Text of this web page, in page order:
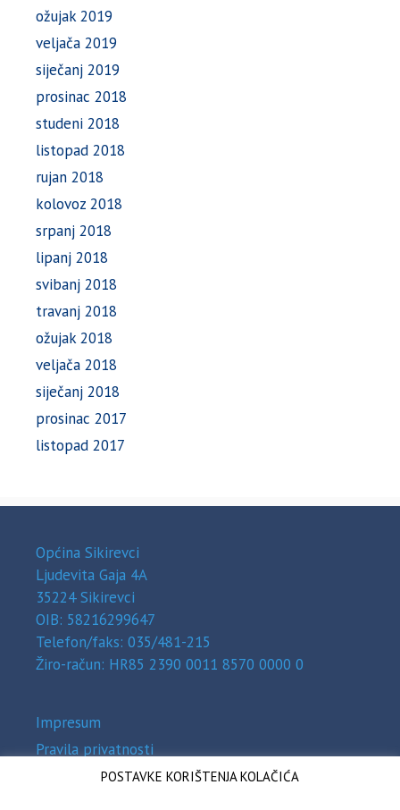
ožujak 2019
veljača 2019
siječanj 2019
prosinac 2018
studeni 2018
listopad 2018
rujan 2018
kolovoz 2018
srpanj 2018
lipanj 2018
svibanj 2018
travanj 2018
ožujak 2018
veljača 2018
siječanj 2018
prosinac 2017
listopad 2017
Općina Sikirevci
Ljudevita Gaja 4A
35224 Sikirevci
OIB: 58216299647
Telefon/faks: 035/481-215
Žiro-račun: HR85 2390 0011 8570 0000 0
Impresum
Pravila privatnosti
Zaštita osobnih podataka (GDPR)
POSTAVKE KORIŠTENJA KOLAČIĆA